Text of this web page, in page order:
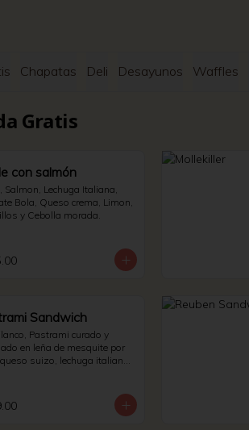
Chapatas Deli Desayunos Waffles
Gratis
con salmón
Salmon, Lechuga Italiana,
Bola, Queso crema, Limon,
y Cebolla morada.
Sandwich
Pastrami curado y
en leña de mesquite por
suizo, lechuga italiana